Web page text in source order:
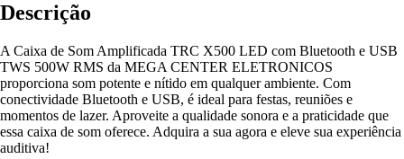
Descrição
A Caixa de Som Amplificada TRC X500 LED com Bluetooth e USB
TWS 500W RMS da MEGA CENTER ELETRONICOS
proporciona som potente e nítido em qualquer ambiente. Com
conectividade Bluetooth e USB, é ideal para festas, reuniões e
momentos de lazer. Aproveite a qualidade sonora e a praticidade que
essa caixa de som oferece. Adquira a sua agora e eleve sua experiência
auditiva!